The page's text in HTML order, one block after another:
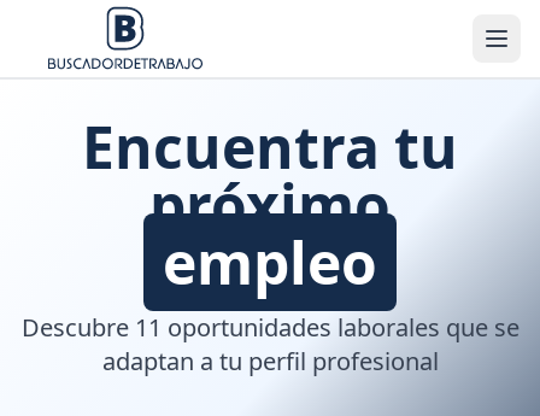
Encuentra tu
próximo
empleo
Descubre 11 oportunidades laborales que se
adaptan a tu perfil profesional